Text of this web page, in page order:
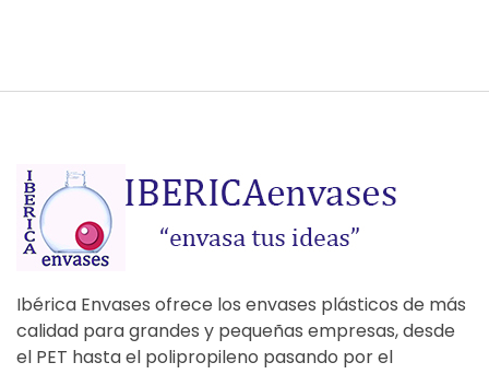
Ibérica Envases ofrece los envases plásticos de más
calidad para grandes y pequeñas empresas, desde
el PET hasta el polipropileno pasando por el